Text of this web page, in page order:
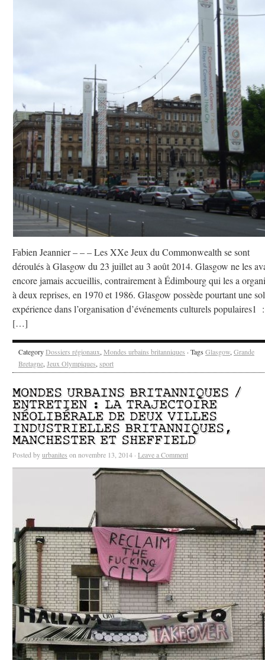
Fabien Jeannier – – – Les XXe Jeux du Commonwealth se sont
déroulés à Glasgow du 23 juillet au 3 août 2014. Glasgow ne les
encore jamais accueillis, contrairement à Édimbourg qui les a
à deux reprises, en 1970 et 1986. Glasgow possède pourtant une
expérience dans l’organisation d’événements culturels populaires1 :
[…]
CategoryDossiers régionaux, Mondes urbains britanniques · Tags Glasgow, Grande
Bretagne, Jeux Olympiques, sport
MONDES URBAINS BRITANNIQUES /
ENTRETIEN : LA TRAJECTOIRE
NÉOLIBÉRALE DE DEUX VILLES
INDUSTRIELLES BRITANNIQUES,
MANCHESTER ET SHEFFIELD
Posted byurbanites on novembre 13, 2014 · Leave a Comment